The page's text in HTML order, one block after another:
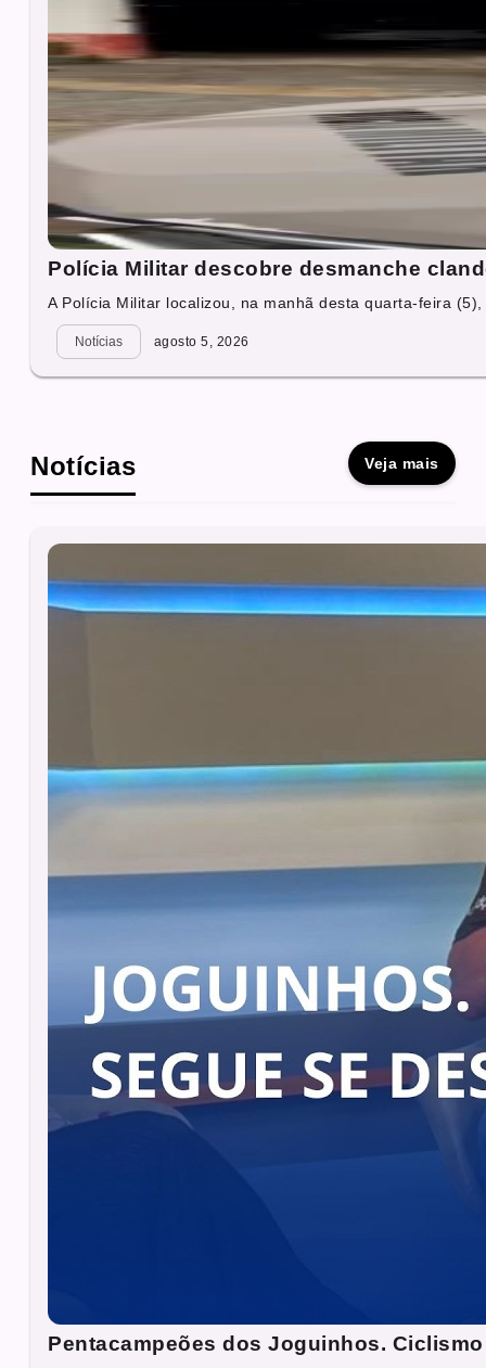
Polícia Militar descobre desmanche
A Polícia Militar localizou, na manhã desta quarta-feira
Notícias agosto 5, 2026
Notícias Veja mais
Pentacampeões dos Joguinhos.